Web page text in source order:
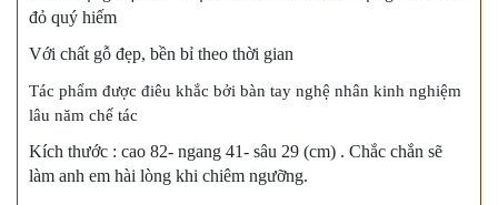
đỏ quý hiếm
Với chất gỗ đẹp, bền bỉ theo thời gian
Tác phẩm được điêu khắc bởi bàn tay nghệ nhân kinh nghiệm
lâu năm chế tác
Kích thước : cao 82- ngang 41- sâu 29 (cm) . Chắc chắn sẽ
làm anh em hài lòng khi chiêm ngưỡng.